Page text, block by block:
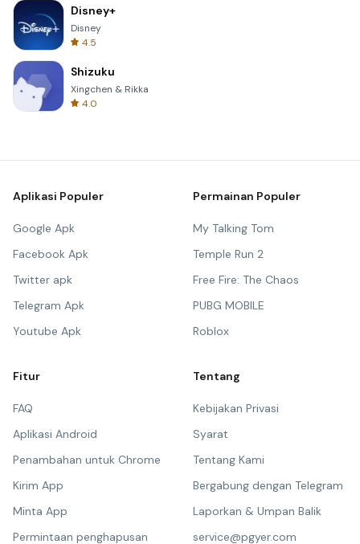
Disney+
Disney
4.5
Shizuku
Xingchen & Rikka
4.0
Aplikasi Populer
Google Apk
Facebook Apk
Twitter apk
Telegram Apk
Youtube Apk
Permainan Populer
My Talking Tom
Temple Run 2
Free Fire: The Chaos
PUBG MOBILE
Roblox
Fitur
FAQ
Aplikasi Android
Penambahan untuk Chrome
Kirim App
Minta App
Permintaan penghapusan
Tentang
Kebijakan Privasi
Syarat
Tentang Kami
Bergabung dengan Telegram
Laporkan & Umpan Balik
service@pgyer.com